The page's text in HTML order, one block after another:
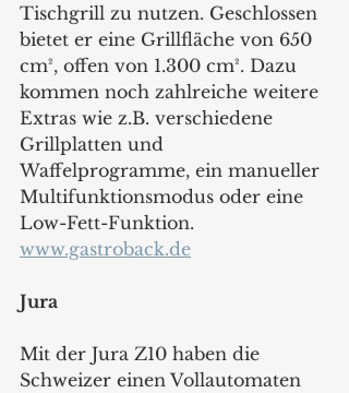
Tischgrill zu nutzen. Geschlossen
bietet er eine Grillfläche von 650
cm², offen von 1.300 cm². Dazu
kommen noch zahlreiche weitere
Extras wie z.B. verschiedene
Grillplatten und
Waffelprogramme, ein manueller
Multifunktionsmodus oder eine
Low-Fett-Funktion.
www.gastroback.de
Jura
Mit der Jura Z10 haben die
Schweizer einen Vollautomaten